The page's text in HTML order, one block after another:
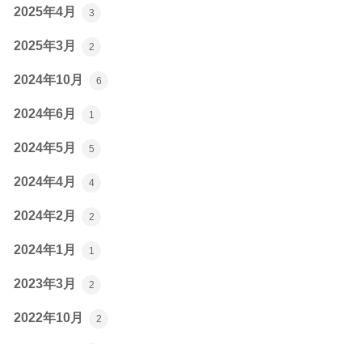
2025年4月 3
2025年3月 2
2024年10月 6
2024年6月 1
2024年5月 5
2024年4月 4
2024年2月 2
2024年1月 1
2023年3月 2
2022年10月 2